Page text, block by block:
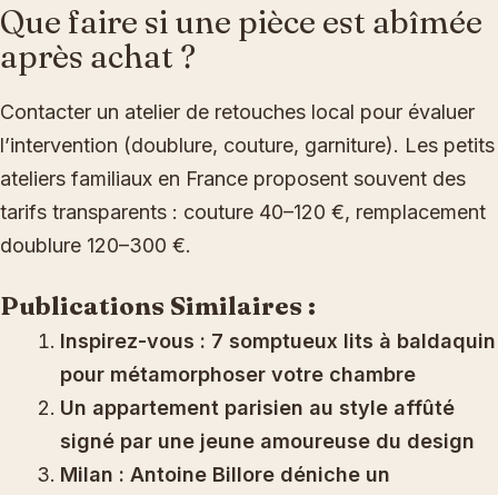
Que faire si une pièce est abîmée
après achat ?
Contacter un atelier de retouches local pour évaluer
l’intervention (doublure, couture, garniture). Les petits
ateliers familiaux en France proposent souvent des
tarifs transparents : couture 40–120 €, remplacement
doublure 120–300 €.
Publications Similaires :
Inspirez-vous : 7 somptueux lits à baldaquin
pour métamorphoser votre chambre
Un appartement parisien au style affûté
signé par une jeune amoureuse du design
Milan : Antoine Billore déniche un